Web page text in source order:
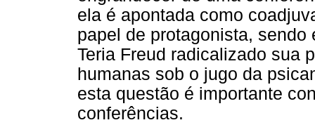
ela é apontada como
papel de protagonista,
Teria Freud radicalizado sua
humanas sob o jugo da
esta questão é importante
conferências.